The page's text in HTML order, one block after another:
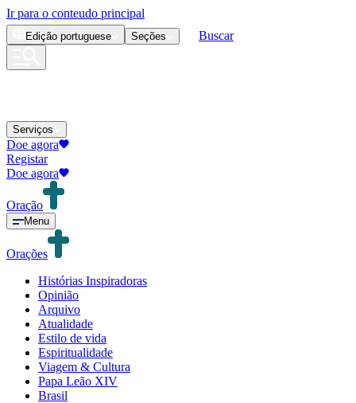
Ir para o conteudo principal
Edição portuguese Seções Buscar
Serviços
Doe agora
Registar
Doe agora
Oração
Menu
Orações
Histórias Inspiradoras
Opinião
Arquivo
Atualidade
Estilo de vida
Espiritualidade
Viagem & Cultura
Papa Leão XIV
Brasil